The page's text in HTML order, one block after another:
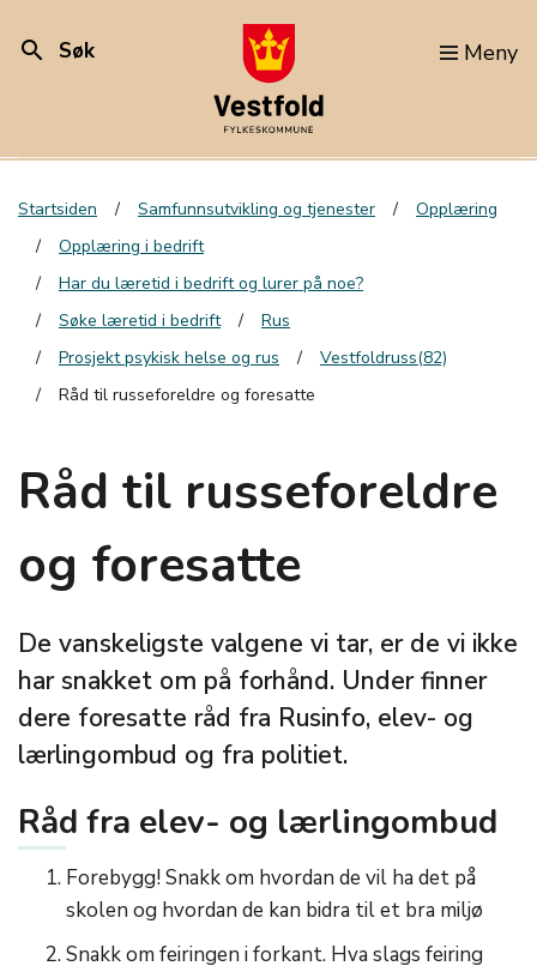
search Søk Meny
Startsiden Samfunnsutvikling og tjenester
Opplæring
Opplæring i bedrift
Har du læretid i bedrift og lurer på noe?
Søke læretid i bedrift
Rus
Prosjekt psykisk helse og rus
Vestfoldruss(82)
Råd til russeforeldre og foresatte
Råd til russeforeldre
og foresatte
De vanskeligste valgene vi tar, er de vi ikke
har snakket om på forhånd. Under finner
dere foresatte råd fra Rusinfo, elev- og
lærlingombud og fra politiet.
Råd fra elev- og lærlingombud
Forebygg! Snakk om hvordan de vil ha det på
skolen og hvordan de kan bidra til et bra miljø
Snakk om feiringen i forkant. Hva slags feiring